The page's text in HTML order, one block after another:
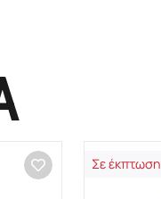
Σε έκπτωση